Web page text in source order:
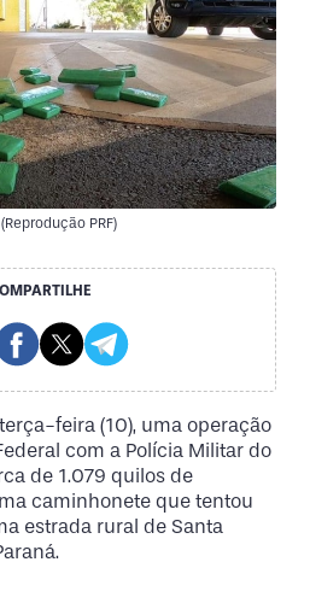
(Reprodução PRF)
feira (10), uma operação
com a Polícia Militar do
de 1.079 quilos de
caminhonete que tentou
estrada rural de Santa